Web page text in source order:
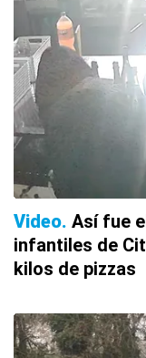
Video Así fue
infantiles de
kilos de pizzas